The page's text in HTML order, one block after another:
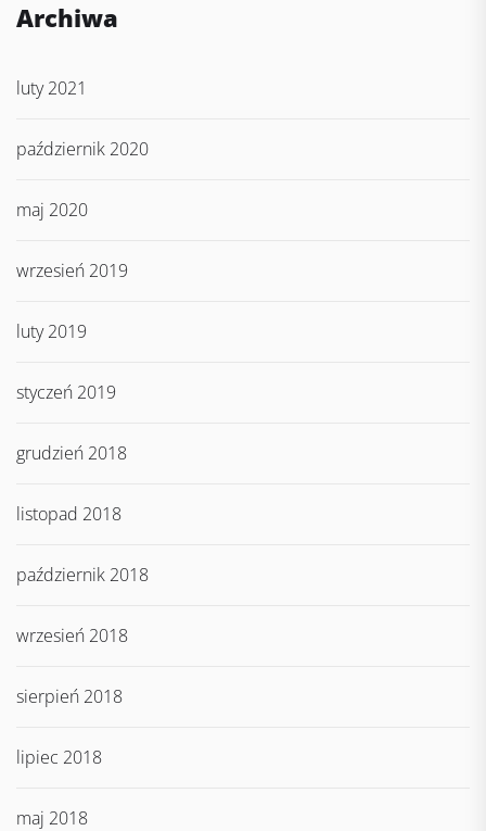
Archiwa
luty 2021
październik 2020
maj 2020
wrzesień 2019
luty 2019
styczeń 2019
grudzień 2018
listopad 2018
październik 2018
wrzesień 2018
sierpień 2018
lipiec 2018
maj 2018